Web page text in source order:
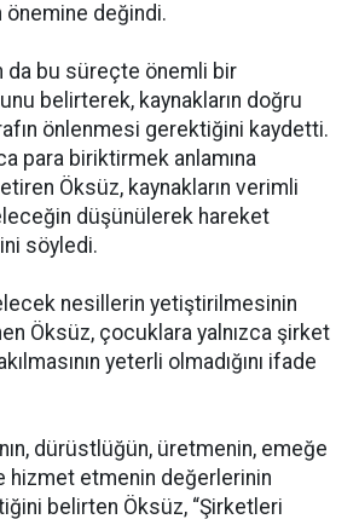
önemine değindi.
da bu süreçte önemli bir
belirterek, kaynakların doğru
önlenmesi gerektiğini kaydetti.
para biriktirmek anlamına
Öksüz, kaynakların verimli
düşünülerek hareket
söyledi.
nesillerin yetiştirilmesinin
Öksüz, çocuklara yalnızca şirket
yeterli olmadığını ifade
dürüstlüğün, üretmenin, emeğe
hizmet etmenin değerlerinin
belirten Öksüz, “Şirketleri